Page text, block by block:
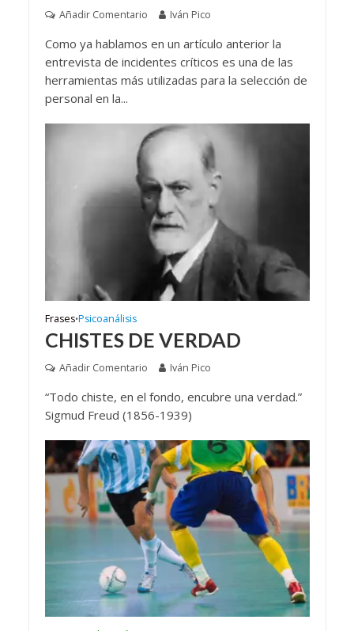
Añadir Comentario Iván Pico
Como ya hablamos en un artículo anterior la
entrevista de incidentes críticos es una de las
herramientas más utilizadas para la selección de
personal en la...
Frases•Psicoanálisis
CHISTES DE VERDAD
Añadir Comentario Iván Pico
“Todo chiste, en el fondo, encubre una verdad.”
Sigmud Freud (1856-1939)